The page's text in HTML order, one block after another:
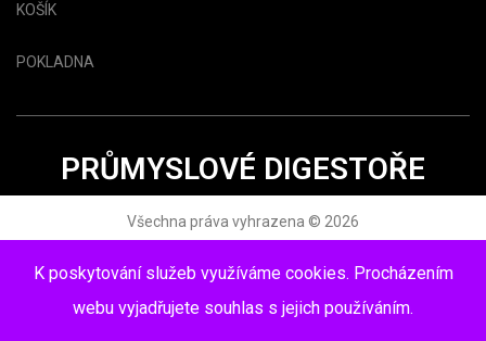
K poskytování služeb využíváme cookies. Procházením
webu vyjadřujete souhlas s jejich používáním.
KOŠÍK
POKLADNA
PRŮMYSLOVÉ DIGESTOŘE
Všechna práva vyhrazena © 2026
www.topdigestor.cz